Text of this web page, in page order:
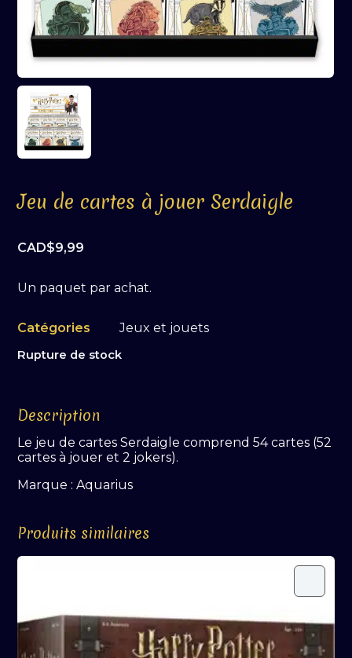
Jeu de cartes à jouer Serdaigle
CAD$9,99
Un paquet par achat.
Catégories Jeux et jouets
Rupture de stock
Description
Le jeu de cartes Serdaigle comprend 54 cartes (52
cartes à jouer et 2 jokers).
Marque : Aquarius
Produits similaires